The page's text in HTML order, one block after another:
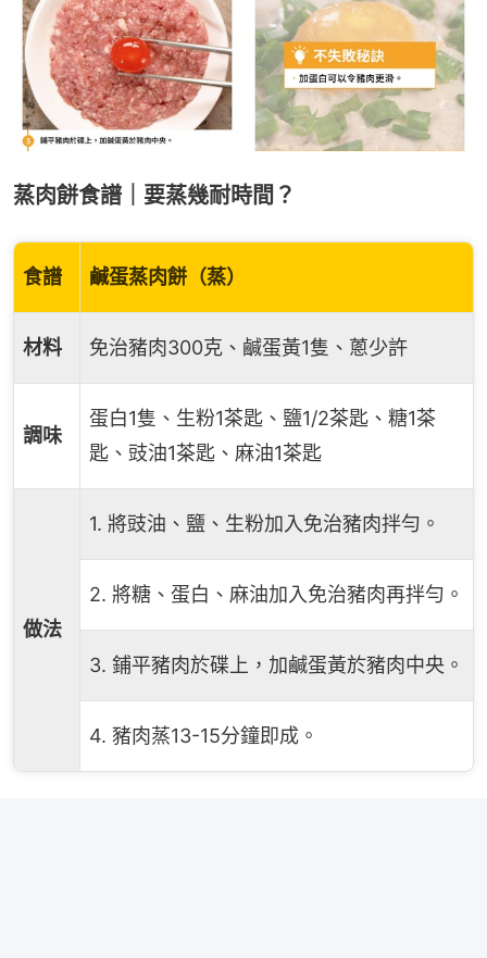
蒸肉餅食譜｜要蒸幾耐時間？
食譜 鹹蛋蒸肉餅（蒸）
材料 免治豬肉300克、鹹蛋黃1隻、蔥少許
調味
蛋白1隻、生粉1茶匙、鹽1/2茶匙、糖1茶
匙、豉油1茶匙、麻油1茶匙
做法
1. 將豉油、鹽、生粉加入免治豬肉拌勻。
2. 將糖、蛋白、麻油加入免治豬肉再拌勻。
3. 鋪平豬肉於碟上，加鹹蛋黃於豬肉中央。
4. 豬肉蒸13-15分鐘即成。